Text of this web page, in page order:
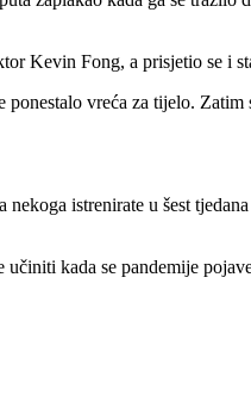
Kevin Fong, a prisjetio se i
vreća za tijelo.
istrenirate u šest
kada se pandemije